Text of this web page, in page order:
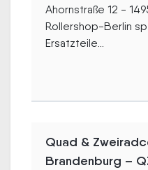
Ahornstraße 12 -
Rollershop-Berlin
Ersatzteile...
Quad &
Brandenburg –